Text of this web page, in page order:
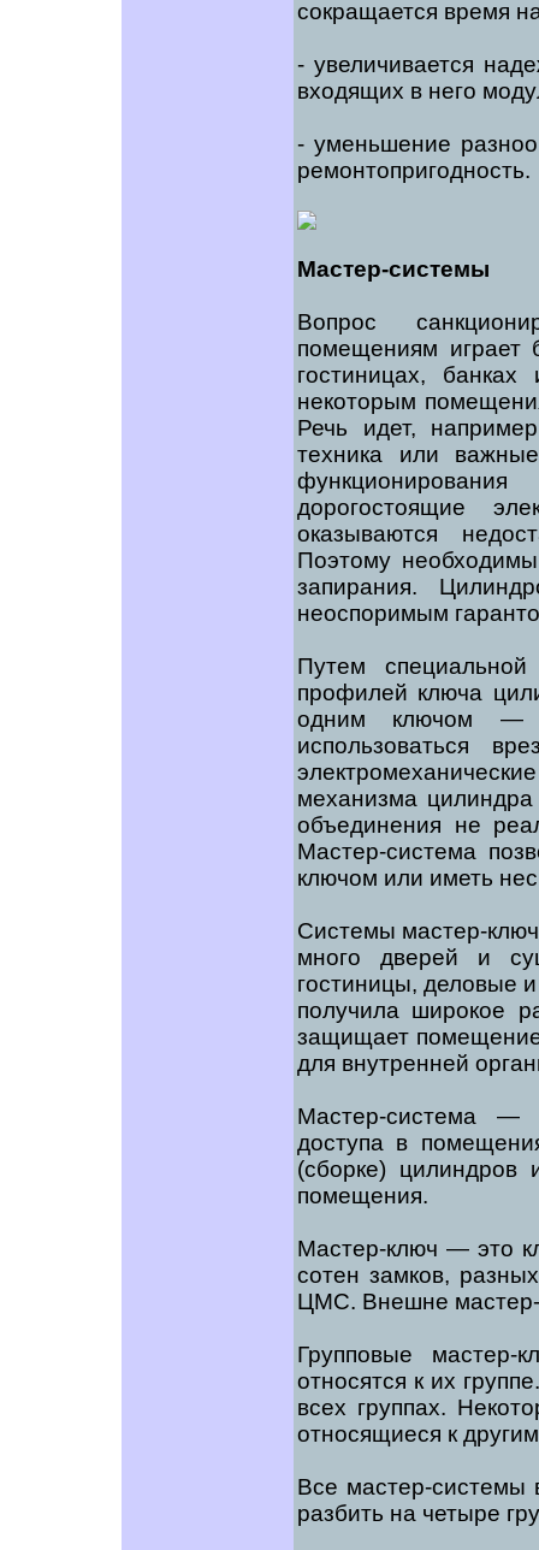
сокращается время
- увеличивается
входящих в него
- уменьшение
ремонтопригодность.
Мастер-системы
Вопрос
помещениям играет
гостиницах,
некоторым
Речь идет,
техника или
дорогостоящие
оказываются
Поэтому
запирания.
неоспоримым
Путем
профилей ключа
одним ключом —
использоваться
механизма
объединения не
Мастер-система
ключом или иметь
Системы мастер-
много дверей и
гостиницы, деловые
получила широкое
защищает
для внутренней
Мастер-система —
доступа в
(сборке) цилиндров
помещения.
Мастер-ключ — это
сотен замков,
ЦМС. Внешне мастер-
Групповые мастер-
относятся к их
всех группах.
относящиеся к
Все мастер-системы
разбить на четыре